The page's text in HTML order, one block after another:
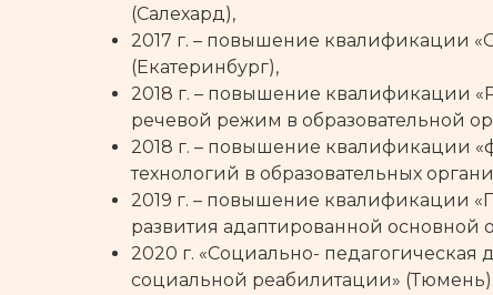
(Салехард),
2017 г. – повышение квалификации
(Екатеринбург),
2018 г. – повышение квалификации
речевой режим в образовательной
2018 г. – повышение квалификации
технологий в образовательных
2019 г. – повышение квалификации
развития адаптированной основной
2020 г. «Социально-
социальной реабилитации» (Тюмень).